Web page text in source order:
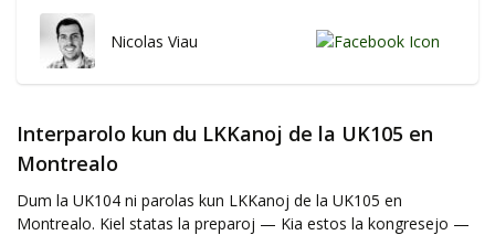
Nicolas Viau
Interparolo kun du LKKanoj de la UK105 en
Montrealo
Dum la UK104 ni parolas kun LKKanoj de la UK105 en
Montrealo. Kiel statas la preparoj — Kia estos la kongresejo —